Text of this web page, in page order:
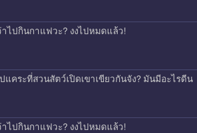
ไปกินกาแฟวะ? งงไปหมดแล้ว!
คระที่สวนสัตว์เปิดเขาเขียวกันจัง? มันมีอะไรดีน
ไปกินกาแฟวะ? งงไปหมดแล้ว!